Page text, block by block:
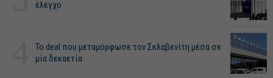
έλεγχο
Το deal που μεταμόρφωσε τον Σκλαβενίτη μέσα σε
μία δεκαετία